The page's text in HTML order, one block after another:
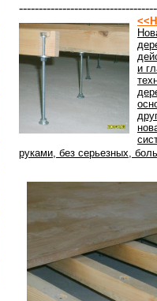
и
руками, без серьезных,